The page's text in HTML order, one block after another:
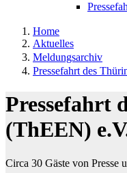
Home
Aktuelles
Meldungsarchiv
Pressefahrt des
Pressefahrt
(ThEEN)
Circa 30 Gäste von Presse